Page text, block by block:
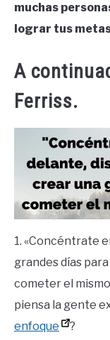
muchas
lograr tus
A
Ferriss.
1. «Concéntrate
grandes días
cometer el
piensa la gente
enfoque
?